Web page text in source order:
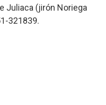
Juliaca (jirón Noriega
321839.